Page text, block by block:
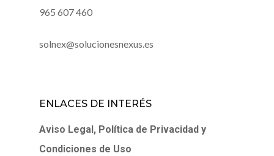
965 607 460
solnex@solucionesnexus.es
ENLACES DE INTERÉS
Aviso Legal, Política de Privacidad y
Condiciones de Uso